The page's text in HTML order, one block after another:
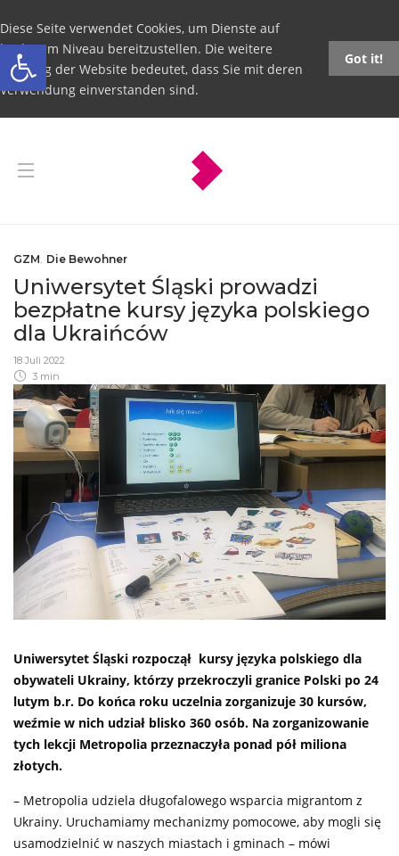
Open toolbar
Diese Seite verwendet Cookies, um Dienste auf
höchstem Niveau bereitzustellen. Die weitere
Nutzung der Website bedeutet, dass Sie mit deren
Verwendung einverstanden sind.
Got it!
GZM, Die Bewohner
Uniwersytet Śląski prowadzi
bezpłatne kursy języka polskiego
dla Ukraińców
18 Juli 2022
3 min
Uniwersytet Śląski rozpoczął kursy języka polskiego dla
obywateli Ukrainy, którzy przekroczyli granice Polski po 24
lutym b.r. Do końca roku uczelnia zorganizuje 30 kursów,
weźmie w nich udział blisko 360 osób. Na zorganizowanie
tych lekcji Metropolia przeznaczyła ponad pół miliona
złotych.
– Metropolia udziela długofalowego wsparcia migrantom z
Ukrainy. Uruchamiamy mechanizmy pomocowe, aby mogli się
usamodzielnić w naszych miastach i gminach – mówi